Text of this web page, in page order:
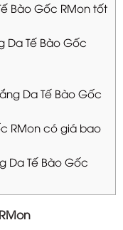
Bào Gốc RMon tốt
Da Tế Bào Gốc
Da Tế Bào Gốc
RMon có giá bao
Da Tế Bào Gốc